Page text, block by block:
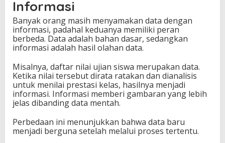
Informasi
Banyak orang masih menyamakan data dengan
informasi, padahal keduanya memiliki peran
berbeda. Data adalah bahan dasar, sedangkan
informasi adalah hasil olahan data.
Misalnya, daftar nilai ujian siswa merupakan data.
Ketika nilai tersebut dirata ratakan dan dianalisis
untuk menilai prestasi kelas, hasilnya menjadi
informasi. Informasi memberi gambaran yang lebih
jelas dibanding data mentah.
Perbedaan ini menunjukkan bahwa data baru
menjadi berguna setelah melalui proses tertentu.